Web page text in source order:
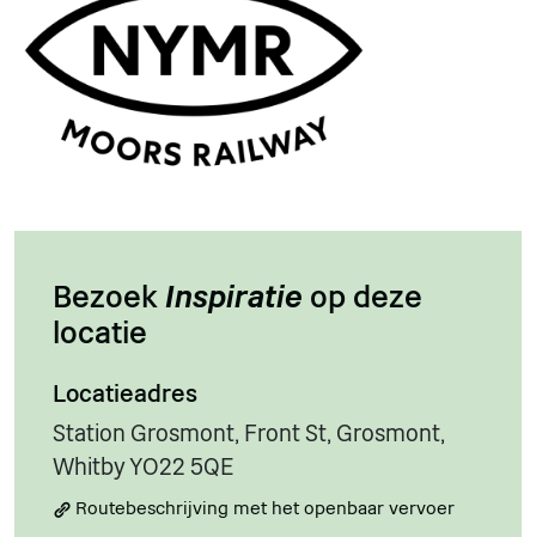
Bezoek Inspiratie op deze
locatie
Locatieadres
Station Grosmont, Front St, Grosmont,
Whitby YO22 5QE
Routebeschrijving met het openbaar vervoer